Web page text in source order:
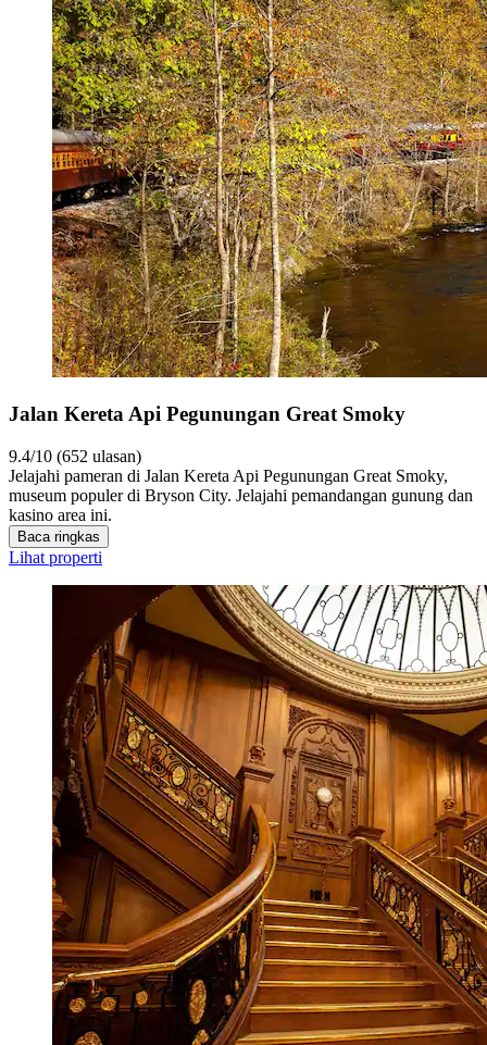
Jalan Kereta Api Pegunungan Great Smoky
9.4/10 (652 ulasan)
Jelajahi pameran di Jalan Kereta Api Pegunungan Great Smoky,
museum populer di Bryson City. Jelajahi pemandangan gunung dan
kasino area ini.
Baca ringkas
Lihat properti